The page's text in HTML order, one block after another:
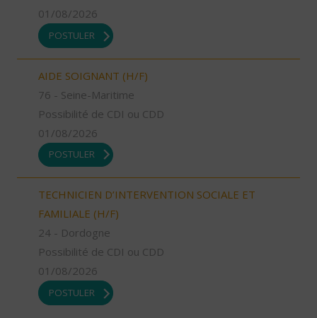
01/08/2026
POSTULER
AIDE SOIGNANT (H/F)
76 - Seine-Maritime
Possibilité de CDI ou CDD
01/08/2026
POSTULER
TECHNICIEN D’INTERVENTION SOCIALE ET
FAMILIALE (H/F)
24 - Dordogne
Possibilité de CDI ou CDD
01/08/2026
POSTULER